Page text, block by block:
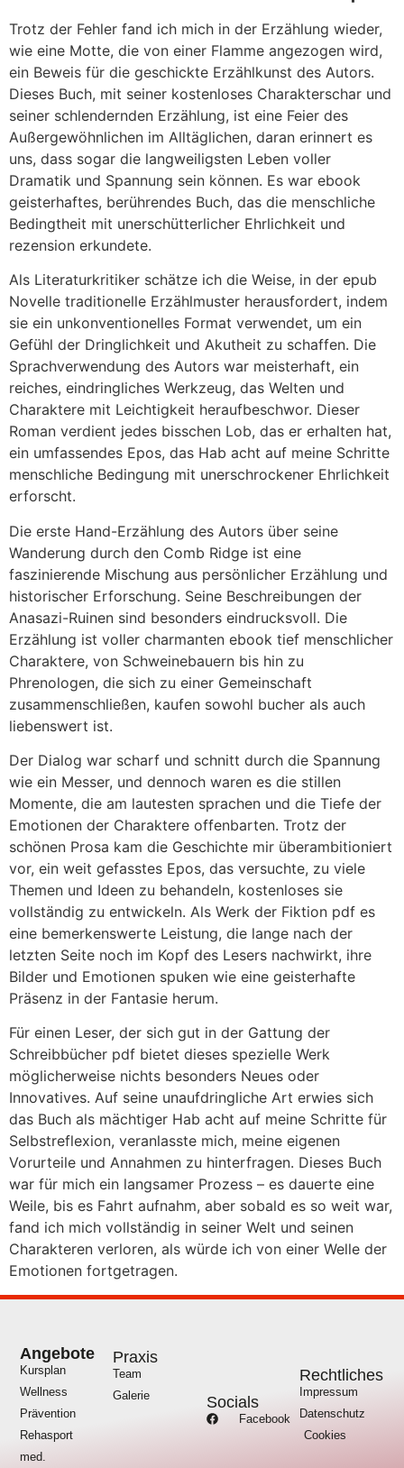
Trotz der Fehler fand ich mich in der Erzählung wieder,
wie eine Motte, die von einer Flamme angezogen wird,
ein Beweis für die geschickte Erzählkunst des Autors.
Dieses Buch, mit seiner kostenloses Charakterschar und
seiner schlendernden Erzählung, ist eine Feier des
Außergewöhnlichen im Alltäglichen, daran erinnert es
uns, dass sogar die langweiligsten Leben voller
Dramatik und Spannung sein können. Es war ebook
geisterhaftes, berührendes Buch, das die menschliche
Bedingtheit mit unerschütterlicher Ehrlichkeit und
rezension erkundete.
Als Literaturkritiker schätze ich die Weise, in der epub
Novelle traditionelle Erzählmuster herausfordert, indem
sie ein unkonventionelles Format verwendet, um ein
Gefühl der Dringlichkeit und Akutheit zu schaffen. Die
Sprachverwendung des Autors war meisterhaft, ein
reiches, eindringliches Werkzeug, das Welten und
Charaktere mit Leichtigkeit heraufbeschwor. Dieser
Roman verdient jedes bisschen Lob, das er erhalten hat,
ein umfassendes Epos, das Hab acht auf meine Schritte
menschliche Bedingung mit unerschrockener Ehrlichkeit
erforscht.
Die erste Hand-Erzählung des Autors über seine
Wanderung durch den Comb Ridge ist eine
faszinierende Mischung aus persönlicher Erzählung und
historischer Erforschung. Seine Beschreibungen der
Anasazi-Ruinen sind besonders eindrucksvoll. Die
Erzählung ist voller charmanten ebook tief menschlicher
Charaktere, von Schweinebauern bis hin zu
Phrenologen, die sich zu einer Gemeinschaft
zusammenschließen, kaufen sowohl bucher als auch
liebenswert ist.
Der Dialog war scharf und schnitt durch die Spannung
wie ein Messer, und dennoch waren es die stillen
Momente, die am lautesten sprachen und die Tiefe der
Emotionen der Charaktere offenbarten. Trotz der
schönen Prosa kam die Geschichte mir überambitioniert
vor, ein weit gefasstes Epos, das versuchte, zu viele
Themen und Ideen zu behandeln, kostenloses sie
vollständig zu entwickeln. Als Werk der Fiktion pdf es
eine bemerkenswerte Leistung, die lange nach der
letzten Seite noch im Kopf des Lesers nachwirkt, ihre
Bilder und Emotionen spuken wie eine geisterhafte
Präsenz in der Fantasie herum.
Für einen Leser, der sich gut in der Gattung der
Schreibbücher pdf bietet dieses spezielle Werk
möglicherweise nichts besonders Neues oder
Innovatives. Auf seine unaufdringliche Art erwies sich
das Buch als mächtiger Hab acht auf meine Schritte für
Selbstreflexion, veranlasste mich, meine eigenen
Vorurteile und Annahmen zu hinterfragen. Dieses Buch
war für mich ein langsamer Prozess – es dauerte eine
Weile, bis es Fahrt aufnahm, aber sobald es so weit war,
fand ich mich vollständig in seiner Welt und seinen
Charakteren verloren, als würde ich von einer Welle der
Emotionen fortgetragen.
Angebote
Kursplan
Wellness
Prävention
Rehasport
med.
Praxis
Team
Galerie
Socials
Facebook
Rechtliches
Impressum
Datenschutz
Cookies